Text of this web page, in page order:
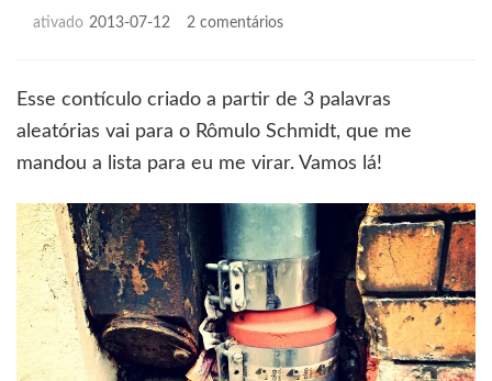
ativado 2013-07-12 2 comentáriosem
e
silvícola
Esse contículo criado a partir de 3 palavras
aleatórias vai para o Rômulo Schmidt, que me
mandou a lista para eu me virar. Vamos lá!